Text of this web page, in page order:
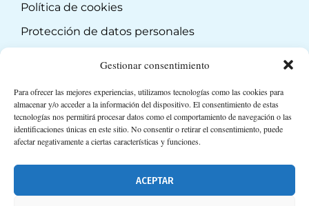
Gestionar consentimiento
Para ofrecer las mejores experiencias, utilizamos tecnologías como las cookies para
almacenar y/o acceder a la información del dispositivo. El consentimiento de estas
tecnologías nos permitirá procesar datos como el comportamiento de navegación o las
identificaciones únicas en este sitio. No consentir o retirar el consentimiento, puede
afectar negativamente a ciertas características y funciones.
ACEPTAR
Política de cookies
Protección de datos personales